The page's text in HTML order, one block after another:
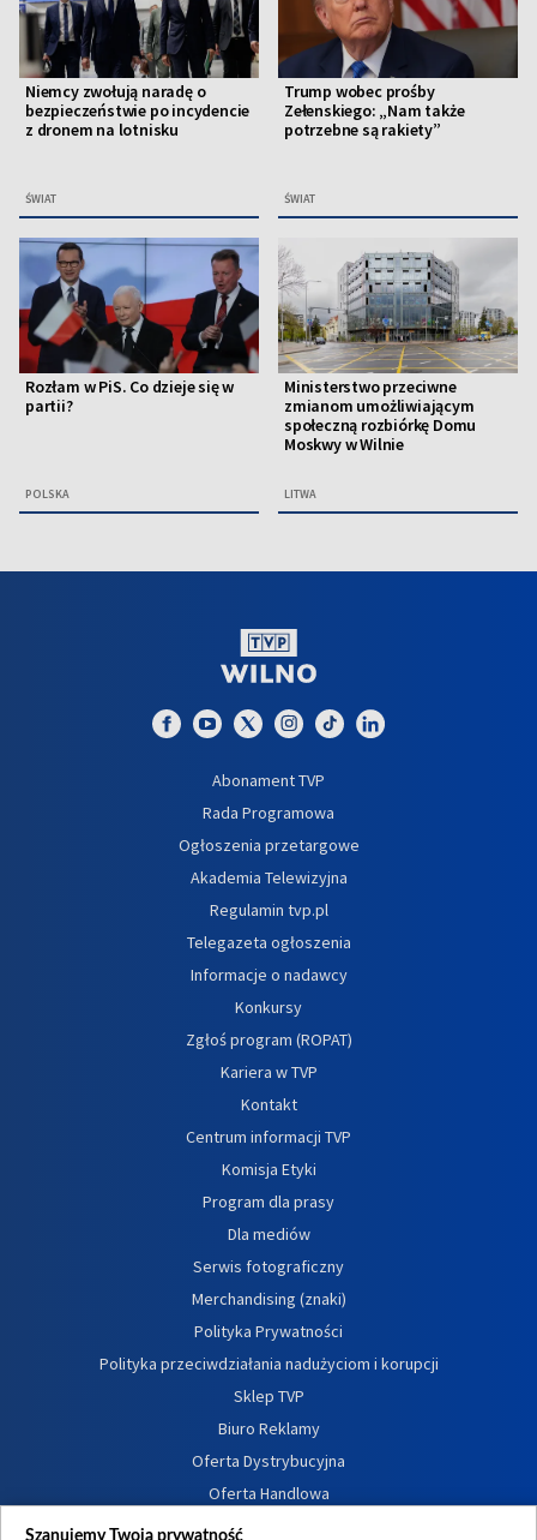
Niemcy zwołują naradę o
bezpieczeństwie po incydencie
z dronem na lotnisku
ŚWIAT
Trump wobec prośby
Zełenskiego: „Nam także
potrzebne są rakiety”
ŚWIAT
Rozłam w PiS. Co dzieje się w
partii?
POLSKA
Ministerstwo przeciwne
zmianom umożliwiającym
społeczną rozbiórkę Domu
Moskwy w Wilnie
LITWA
Abonament TVP
Rada Programowa
Ogłoszenia przetargowe
Akademia Telewizyjna
Regulamin tvp.pl
Telegazeta ogłoszenia
Informacje o nadawcy
Konkursy
Zgłoś program (ROPAT)
Kariera w TVP
Kontakt
Centrum informacji TVP
Komisja Etyki
Program dla prasy
Dla mediów
Serwis fotograficzny
Merchandising (znaki)
Polityka Prywatności
Polityka przeciwdziałania nadużyciom i korupcji
Sklep TVP
Biuro Reklamy
Oferta Dystrybucyjna
Oferta Handlowa
Dostępność
Szanujemy Twoją prywatność